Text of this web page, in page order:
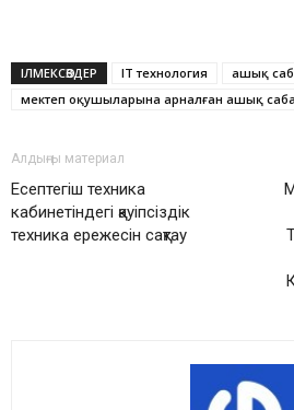
ІЛМЕКСӨЗДЕР IT технология ашық
мектеп оқушыларына арналған ашық
Алдыңғы материал
Есептегіш техника
кабинетіндегі қауіпсіздік
техника ережесін сақтау